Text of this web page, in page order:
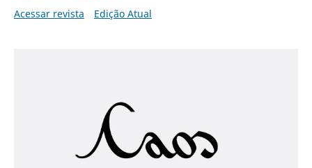
Acessar revista
Edição Atual